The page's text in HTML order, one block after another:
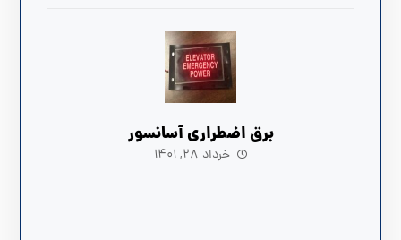
برق اضطراری آسانسور
خرداد ۲۸, ۱۴۰۱